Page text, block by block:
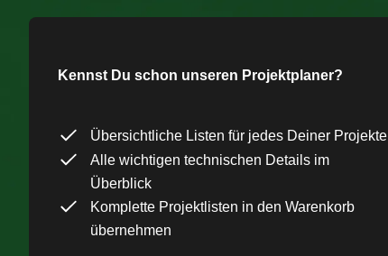
Kennst Du schon unseren Projektplaner?
Übersichtliche Listen für jedes Deiner Projekte
Alle wichtigen technischen Details im
Überblick
Komplette Projektlisten in den Warenkorb
übernehmen